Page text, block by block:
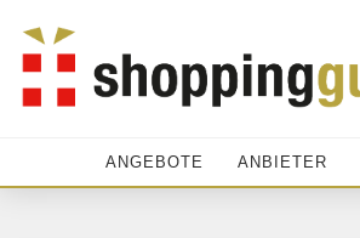
ANGEBOTE ANBIETER